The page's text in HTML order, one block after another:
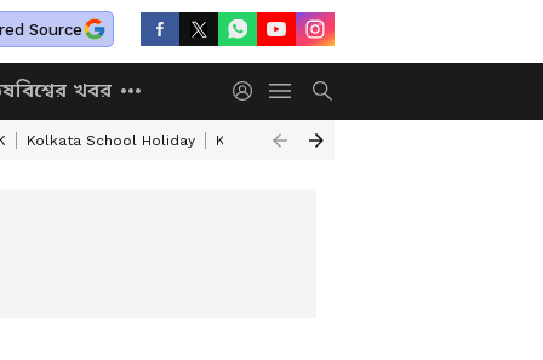
Source
বিশ্বের খবর
Kolkata School Holiday Kolkata Weather Update